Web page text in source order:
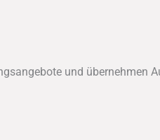
und übernehmen